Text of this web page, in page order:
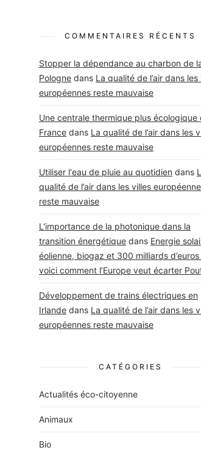
COMMENTAIRES RÉCENTS
Stopper la dépendance au charbon de
Pologne dans La qualité de l’air dans les
européennes reste mauvaise
Une centrale thermique plus écologique
France dans La qualité de l’air dans les
européennes reste mauvaise
Utiliser l'eau de pluie au quotidien dans
qualité de l’air dans les villes
reste mauvaise
L'importance de la photonique dans la
transition énergétique dans Energie
éolienne, biogaz et 300 milliards d’euros
voici comment l’Europe veut écarter
Développement de trains électriques en
Irlande dans La qualité de l’air dans les
européennes reste mauvaise
CATÉGORIES
Actualités éco-citoyenne
Animaux
Bio